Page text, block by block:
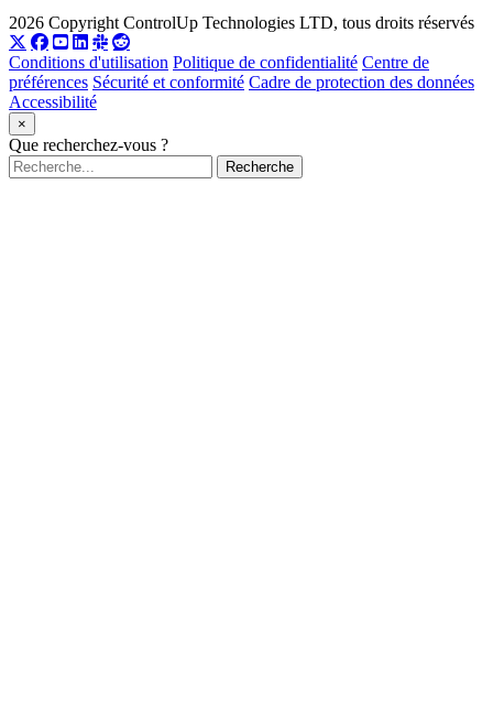
2026 Copyright ControlUp Technologies LTD, tous droits réservés
Conditions d'utilisation Politique de confidentialité Centre de
préférences Sécurité et conformité Cadre de protection des données
Accessibilité
×
Que recherchez-vous ?